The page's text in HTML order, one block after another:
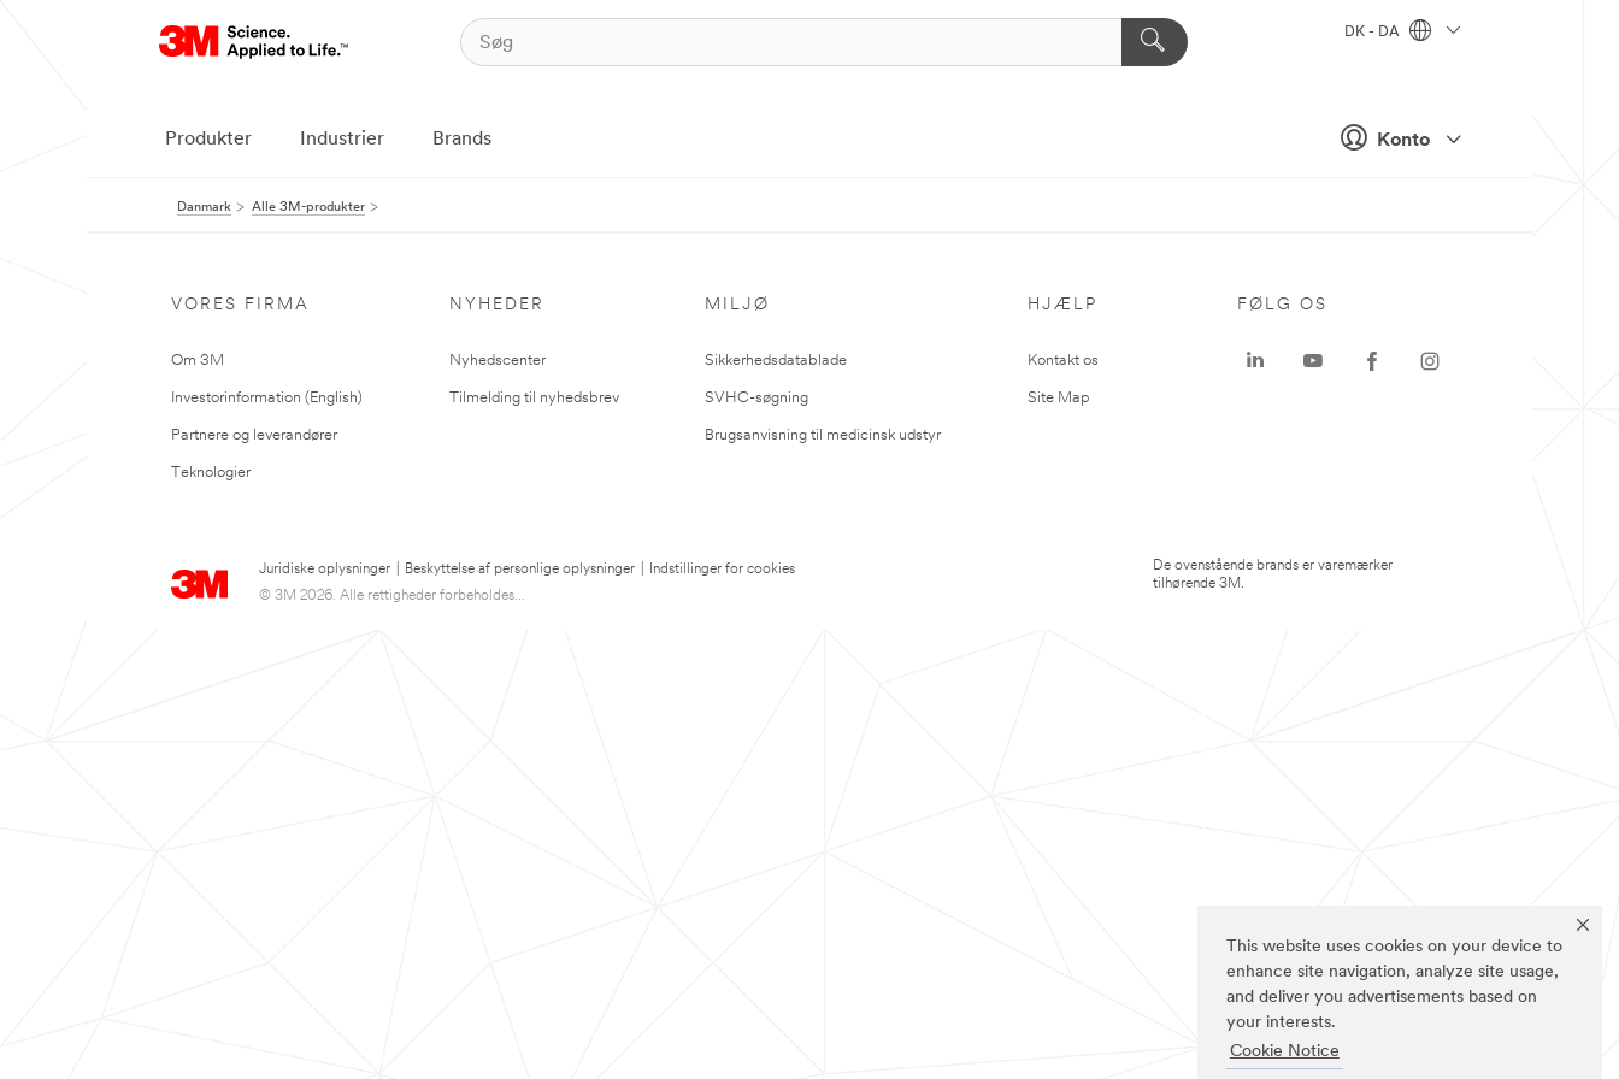
This website uses cookies on your device to
enhance site navigation, analyze site usage,
and deliver you advertisements based on
your interests.
Cookie Notice
Konto
DK - DA
Produkter Industrier Brands
Danmark Alle 3M-produkter
VORES FIRMA
Om 3M
Investorinformation (English)
Partnere og leverandører
Teknologier
NYHEDER
Nyhedscenter
Tilmelding til nyhedsbrev
MILJØ
Sikkerhedsdatablade
SVHC-søgning
Brugsanvisning til medicinsk udstyr
HJÆLP
Kontakt os
Site Map
Juridiske oplysninger Beskyttelse af personlige oplysninger
Indstillinger for cookies
© 3M 2026. Alle rettigheder forbeholdes...
FØLG OS
De ovenstående brands er varemærker
tilhørende 3M.